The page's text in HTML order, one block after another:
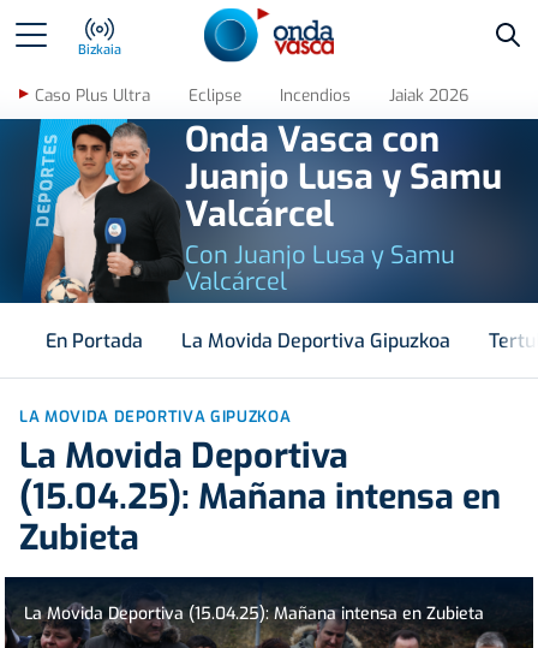
Bizkaia
Caso Plus Ultra Eclipse Incendios Jaiak 2026
DEPORTES
Onda Vasca con
Juanjo Lusa y Samu
Valcárcel
Con Juanjo Lusa y Samu
Valcárcel
En Portada La Movida Deportiva Gipuzkoa
LA MOVIDA DEPORTIVA GIPUZKOA
La Movida Deportiva
(15.04.25): Mañana intensa en
Zubieta
La Movida Deportiva (15.04.25): Mañana intensa en Zubieta